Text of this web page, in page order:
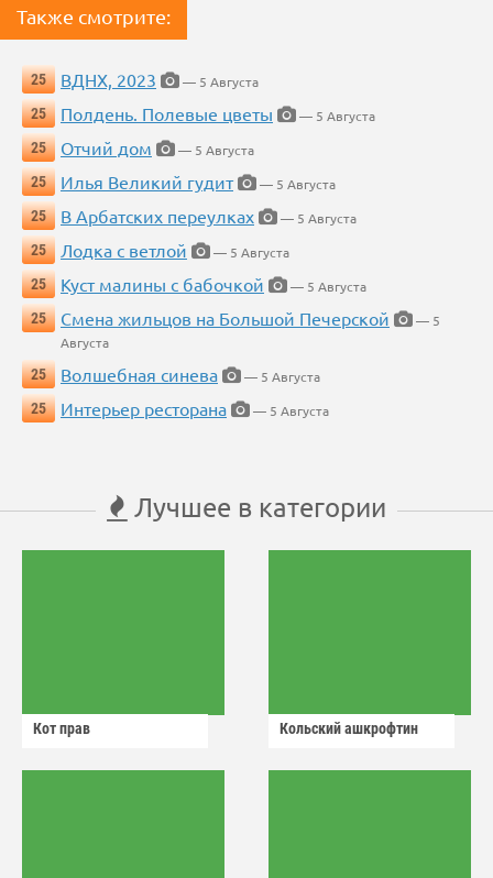
Также смотрите:
25 ВДНХ, 2023
— 5 Августа
25
Полдень. Полевые цветы
— 5 Августа
25
Отчий дом
— 5 Августа
25
Илья Великий гудит
— 5 Августа
25
В Арбатских переулках
— 5 Августа
25
Лодка с ветлой
— 5 Августа
25
Куст малины с бабочкой
— 5 Августа
25
Смена жильцов на Большой Печерской
— 5
Августа
25
Волшебная синева
— 5 Августа
25
Интерьер ресторана — 5 Августа
Лучшее в категории
Кот прав Кольский ашкрофтин